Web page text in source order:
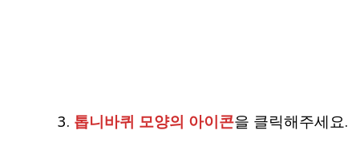
3. 톱니바퀴 모양의 아이콘을 클릭해주세요.